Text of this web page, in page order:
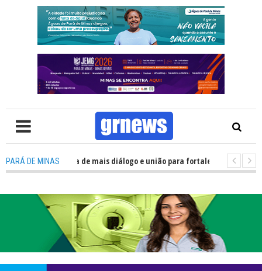
PARÁ DE MINAS
Política precisa de mais diálogo e união para fortalecer Minas e Pará